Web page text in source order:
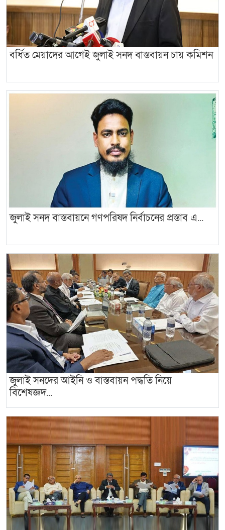
বর্ধিত মেয়াদের আগেই জুলাই সনদ বাস্তবায়ন চায় কমিশন
জুলাই সনদ বাস্তবায়নে গণপরিষদ নির্বাচনের প্রস্তাব এ...
জুলাই সনদের আইনি ও বাস্তবায়ন পদ্ধতি নিয়ে
বিশেষজ্ঞদ...